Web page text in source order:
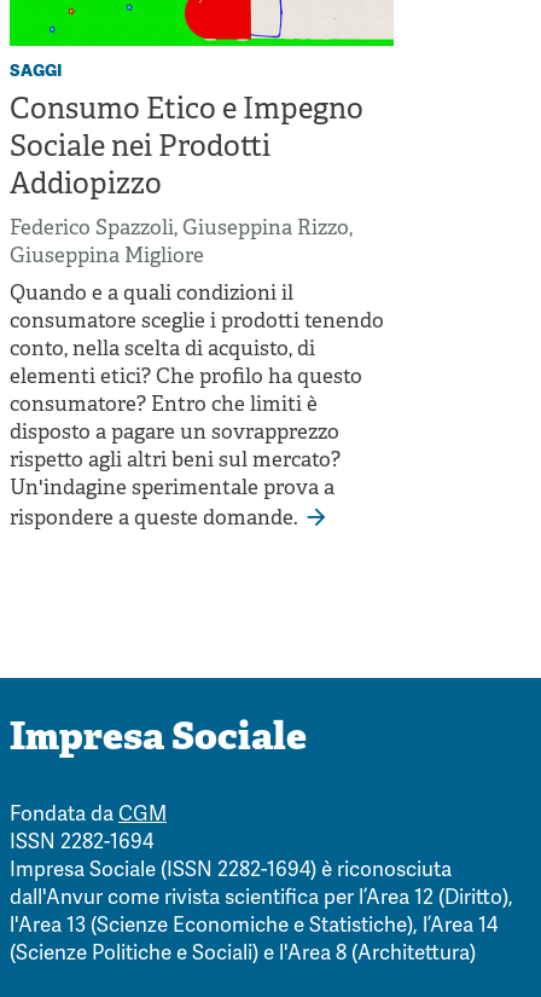
saggi
Consumo Etico e Impegno
Sociale nei Prodotti
Addiopizzo
Federico Spazzoli,Giuseppina Rizzo,
Giuseppina Migliore
Quando e a quali condizioni il
consumatore sceglie i prodotti tenendo
conto, nella scelta di acquisto, di
elementi etici? Che profilo ha questo
consumatore? Entro che limiti è
disposto a pagare un sovrapprezzo
rispetto agli altri beni sul mercato?
Un'indagine sperimentale prova a
rispondere a queste domande.
Impresa Sociale
Fondata daCGM
ISSN 2282-1694
Impresa Sociale (ISSN 2282-1694) è riconosciuta
dall'Anvur come rivista scientifica per l’Area 12 (Diritto),
l'Area 13 (Scienze Economiche e Statistiche), l’Area 14
(Scienze Politiche e Sociali) e l'Area 8 (Architettura)